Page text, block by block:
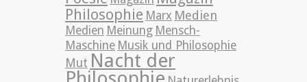
Philosophie Marx Medien
Medien Meinung Mensch-
Maschine Musik und Philosophie
Mut Nacht der